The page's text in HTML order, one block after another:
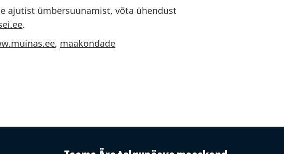
ajutist ümbersuunamist, võta ühendust
.
, maakondade